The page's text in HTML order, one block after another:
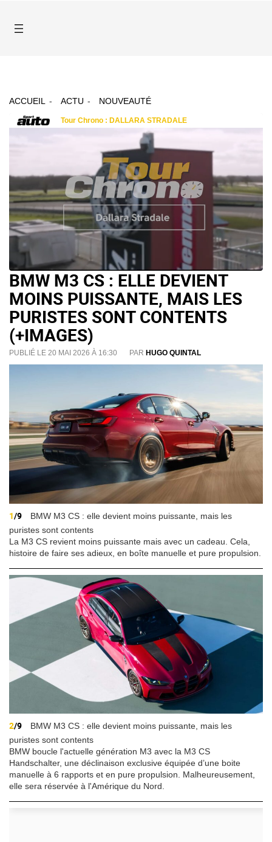
ACCUEIL ACTU NOUVEAUTÉ
BMW M3 CS : ELLE DEVIENT
MOINS PUISSANTE, MAIS LES
PURISTES SONT CONTENTS
(+IMAGES)
PUBLIÉ LE 20 MAI 2026 À 16:30 PAR HUGO QUINTAL
1/9
BMW M3 CS : elle devient moins puissante, mais les
puristes sont contents
La M3 CS revient moins puissante mais avec un cadeau. Cela,
histoire de faire ses adieux, en boîte manuelle et pure propulsion.
2/9
BMW M3 CS : elle devient moins puissante, mais les
puristes sont contents
BMW boucle l'actuelle génération M3 avec la M3 CS
Handschalter, une déclinaison exclusive équipée d’une boite
manuelle à 6 rapports et en pure propulsion. Malheureusement,
elle sera réservée à l'Amérique du Nord.